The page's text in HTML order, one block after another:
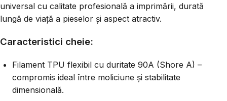
universal cu calitate profesională a imprimării, durată
lungă de viață a pieselor și aspect atractiv.
Caracteristici cheie:
Filament TPU flexibil cu duritate 90A (Shore A) –
compromis ideal între moliciune și stabilitate
dimensională.